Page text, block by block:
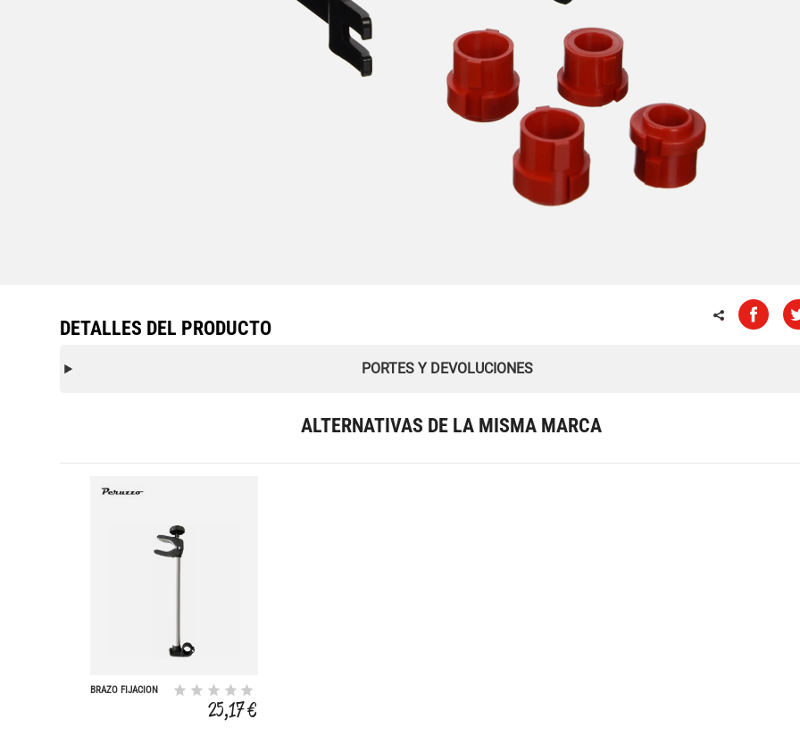
DETALLES DEL PRODUCTO
PORTES Y DEVOLUCIONES
ALTERNATIVAS DE LA MISMA MARCA
BRAZO FIJACION
25,17 €